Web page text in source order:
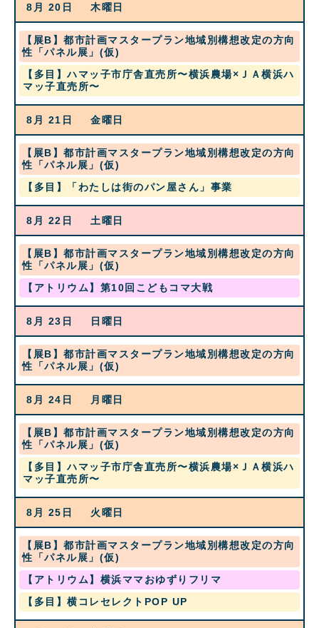
2026
8
月
19th
2026
木曜日
8月 20
水
曜
日,
月
19th
【展B】都市計画マスタープラン地域別構想改定の方向
性「パネル展」(仮)
木
曜
日,
月
20th
2026
【多目】ハマッ子市庁舎直売所〜横浜農場×ＪＡ横浜ハ
マッ子直売所〜
金曜日
8月 21
水
曜
日,
月
2026
【展B】都市計画マスタープラン地域別構想改定の方向
性「パネル展」(仮)
金
曜
8
月
21st
2026
【多目】「わたしは街のパン屋さん」事業
土曜日
8月 22
水
曜
日,
月
2026
【展B】都市計画マスタープラン地域別構想改定の方向
性「パネル展」(仮)
土
曜
8
月
22nd
2026
【アトリウム】第10回こどもコマ大戦
日曜日
8月 23
水
曜
日,
月
19th
2026
【展B】都市計画マスタープラン地域別構想改定の方向
性「パネル展」(仮)
月曜日
8月 24
水
曜
日,
月
19th
【展B】都市計画マスタープラン地域別構想改定の方向
性「パネル展」(仮)
月
曜
日,
月
24th
2026
【多目】ハマッ子市庁舎直売所〜横浜農場×ＪＡ横浜ハ
マッ子直売所〜
火曜日
8月 25
水
曜
日,
月
19th
2026
【展B】都市計画マスタープラン地域別構想改定の方向
性「パネル展」(仮)
火
曜
日,
8
【アトリウム】横浜ママおゆずりフリマ
火
曜
【多目】横コレセレクトPOP UP